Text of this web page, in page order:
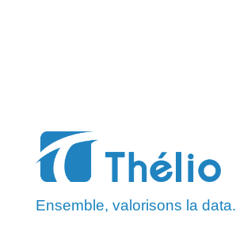
Ensemble, valorisons la data.